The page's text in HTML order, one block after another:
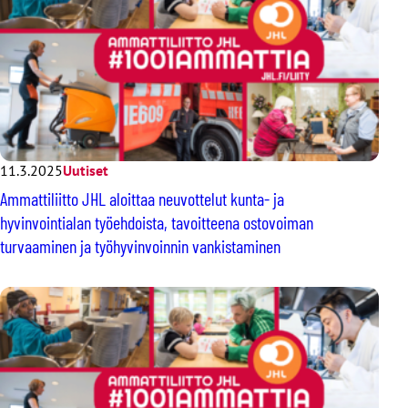
11.3.2025Uutiset
Ammattiliitto JHL aloittaa neuvottelut kunta- ja
hyvinvointialan työehdoista, tavoitteena ostovoiman
turvaaminen ja työhyvinvoinnin vankistaminen